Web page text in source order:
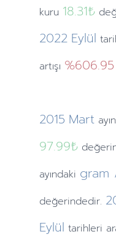
kuru 18.31₺
2022 Eylül
artışı %606.95
2015 Mart
97.99₺
ayındaki gram
değerindedir.
Eylül tarihleri